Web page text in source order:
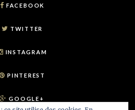
FACEBOOK
TWITTER
INSTAGRAM
PINTEREST
GOOGLE+